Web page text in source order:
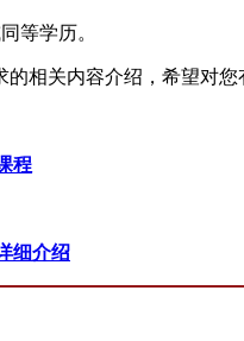
等学历。
的相关内容介绍，希望对
程
细介绍